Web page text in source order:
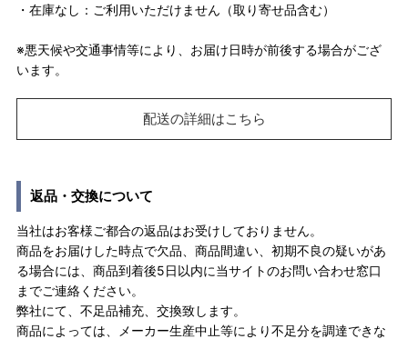
・在庫なし：ご利用いただけません（取り寄せ品含む）
※悪天候や交通事情等により、お届け日時が前後する場合がござ
います。
配送の詳細はこちら
返品・交換について
当社はお客様ご都合の返品はお受けしておりません。
商品をお届けした時点で欠品、商品間違い、初期不良の疑いがあ
る場合には、商品到着後5日以内に当サイトのお問い合わせ窓口
までご連絡ください。
弊社にて、不足品補充、交換致します。
商品によっては、メーカー生産中止等により不足分を調達できな